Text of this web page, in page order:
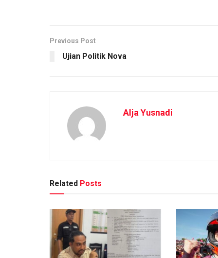
Previous Post
Ujian Politik Nova
Alja Yusnadi
Related Posts